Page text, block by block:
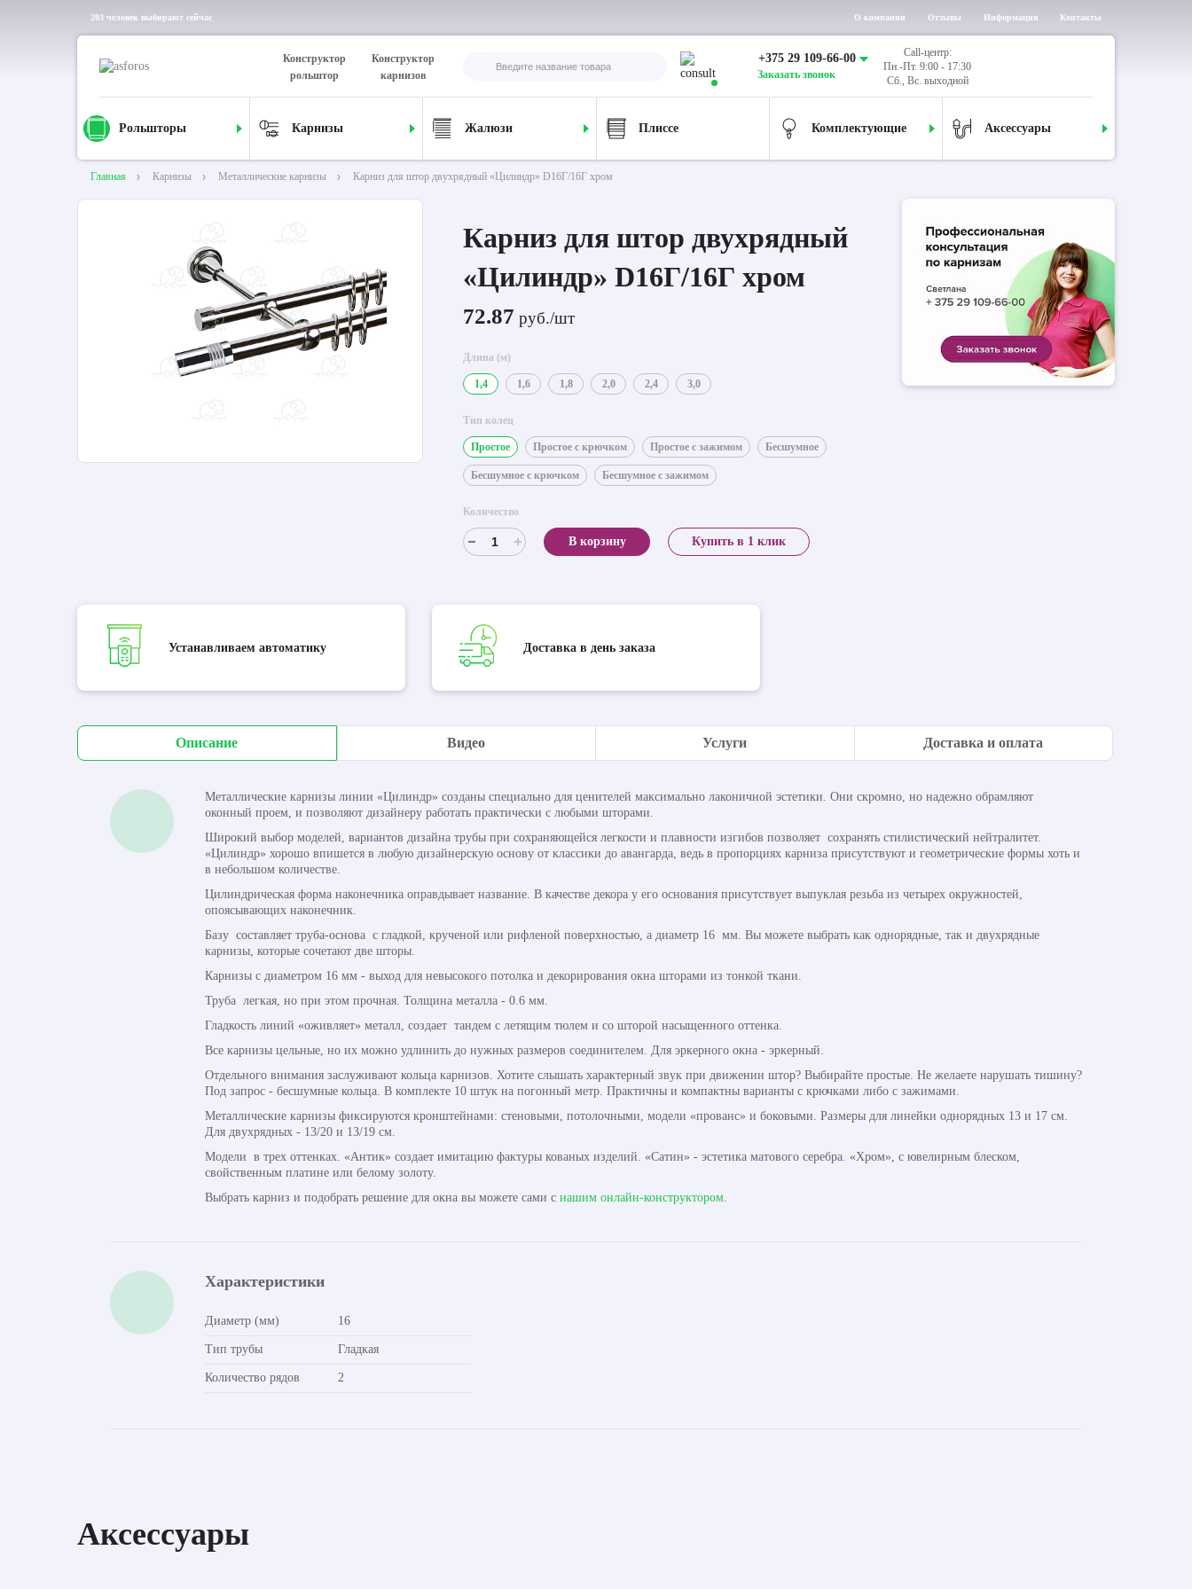
203 человек выбирают сейчас О компании Отзывы Информация Контакты
Конструктор
рольштор
Конструктор
карнизов
+375 29 109-66-00
Заказать звонок
Call-центр:
Пн.-Пт. 9:00 - 17:30
Сб., Вс. выходной
Рольшторы Карнизы Жалюзи Плиссе Комплектующие Аксессуары
Главная Карнизы Металлические карнизы Карниз для штор двухрядный «Цилиндр» D16Г/16Г хром
Карниз для штор двухрядный
«Цилиндр» D16Г/16Г хром
72.87 руб./шт
Длина (м)
1,4 1,6 1,8 2,0 2,4 3,0
Тип колец
Простое Простое с крючком Простое с зажимом Бесшумное
Бесшумное с крючком Бесшумное с зажимом
Количество
В корзину Купить в 1 клик
Устанавливаем автоматику Доставка в день заказа
Описание Видео Услуги Доставка и оплата
Металлические карнизы линии «Цилиндр» созданы специально для ценителей максимально лаконичной эстетики. Они скромно, но надежно обрамляют
оконный проем, и позволяют дизайнеру работать практически с любыми шторами.
Широкий выбор моделей, вариантов дизайна трубы при сохраняющейся легкости и плавности изгибов позволяет сохранять стилистический нейтралитет.
«Цилиндр» хорошо впишется в любую дизайнерскую основу от классики до авангарда, ведь в пропорциях карниза присутствуют и геометрические формы хоть и
в небольшом количестве.
Цилиндрическая форма наконечника оправдывает название. В качестве декора у его основания присутствует выпуклая резьба из четырех окружностей,
опоясывающих наконечник.
Базу составляет труба-основа с гладкой, крученой или рифленой поверхностью, а диаметр 16 мм. Вы можете выбрать как однорядные, так и двухрядные
карнизы, которые сочетают две шторы.
Карнизы с диаметром 16 мм - выход для невысокого потолка и декорирования окна шторами из тонкой ткани.
Труба легкая, но при этом прочная. Толщина металла - 0.6 мм.
Гладкость линий «оживляет» металл, создает тандем с летящим тюлем и со шторой насыщенного оттенка.
Все карнизы цельные, но их можно удлинить до нужных размеров соединителем. Для эркерного окна - эркерный.
Отдельного внимания заслуживают кольца карнизов. Хотите слышать характерный звук при движении штор? Выбирайте простые. Не желаете нарушать тишину?
Под запрос - бесшумные кольца. В комплекте 10 штук на погонный метр. Практичны и компактны варианты с крючками либо с зажимами.
Металлические карнизы фиксируются кронштейнами: стеновыми, потолочными, модели «прованс» и боковыми. Размеры для линейки однорядных 13 и 17 см.
Для двухрядных - 13/20 и 13/19 см.
Модели в трех оттенках. «Антик» создает имитацию фактуры кованых изделий. «Сатин» - эстетика матового серебра. «Хром», с ювелирным блеском,
свойственным платине или белому золоту.
Выбрать карниз и подобрать решение для окна вы можете сами с нашим онлайн-конструктором.
Характеристики
Диаметр (мм) 16
Тип трубы Гладкая
Количество рядов 2
Аксессуары